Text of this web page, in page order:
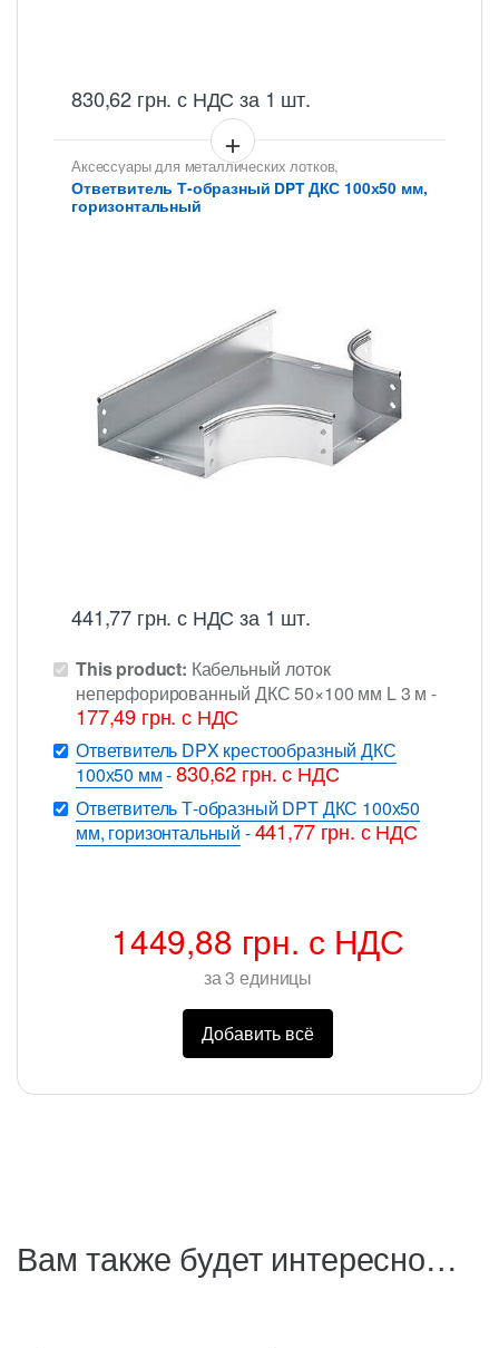
830,62 грн. с НДС за 1 шт.
Аксессуары для металлических лотков,
Ответвители для цельных, перфорированных лотков
Ответвитель Т-образный DPT ДКС 100х50 мм,
горизонтальный
441,77 грн. с НДС за 1 шт.
This product: Кабельный лоток
неперфорированный ДКС 50×100 мм L 3 м -
177,49 грн. с НДС
Ответвитель DPX крестообразный ДКС
100х50 мм-830,62грн.с НДС
Ответвитель Т-образный DPT ДКС 100х50
мм, горизонтальный -441,77грн.с НДС
1449,88 грн. с НДС
за3 единицы
Добавить всё
Вам также будет интересно…